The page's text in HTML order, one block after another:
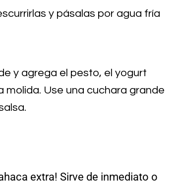
y pásalas por agua fría
y agrega el pesto, el yogurt
molida. Use una cuchara grande
extra! Sirve de inmediato o